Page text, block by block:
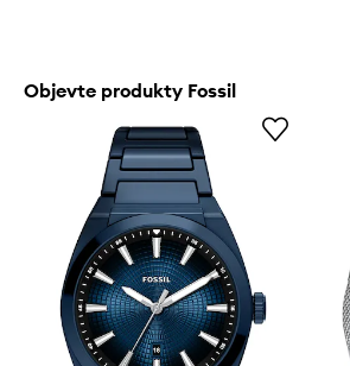
Objevte produkty Fossil